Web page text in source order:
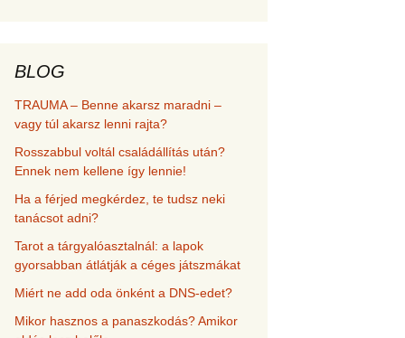
BLOG
TRAUMA – Benne akarsz maradni –
vagy túl akarsz lenni rajta?
Rosszabbul voltál családállítás után?
Ennek nem kellene így lennie!
Ha a férjed megkérdez, te tudsz neki
tanácsot adni?
Tarot a tárgyalóasztalnál: a lapok
gyorsabban átlátják a céges játszmákat
Miért ne add oda önként a DNS-edet?
Mikor hasznos a panaszkodás? Amikor